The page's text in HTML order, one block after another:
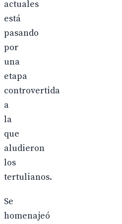
actuales
está
pasando
por
una
etapa
controvertida
a
la
que
aludieron
los
tertulianos.
Se
homenajeó